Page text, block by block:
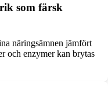
som färsk
näringsämnen jämfört
och enzymer kan brytas